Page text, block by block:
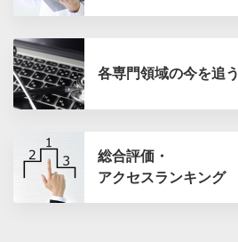
各専門領域の今を追う
総合評価・
アクセスランキング